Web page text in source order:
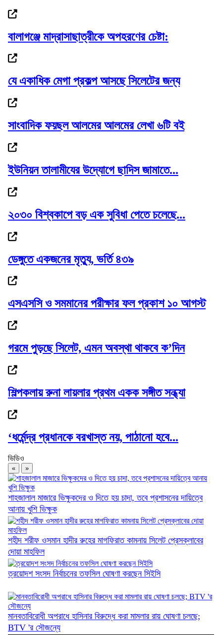
রোমে লেবানন-ইসরাইল সপ্তম দফার চূড়ান্ত বৈঠক,...
আবারও লন্ডন যাচ্ছেন ইলিয়াস: রোজিনা
সিলেট ভার্থখলা ,দক্ষিণ সুরমা সিতারা বেকারীকে...
১ কিলোমিটার কাদা-পানি পেরিয়ে পলাতক...
১৮নং ওয়ার্ড বিএনপির উদ্যোগে মতবিনিময় ও...
দাবি আদায় না হওয়া পর্যন্ত আন্দোলন চলবে:...
ফ্যামিলি কার্ডের আনুষ্ঠানিক উদ্বোধন ১৬ আগস্ট
২৫ কোটি টাকার ৫ সেতুর কাজ অনিশ্চিত
দিরাইয়ে ৪০০ পিস ইয়াবাসহ কুখ্যাত মাদক কারবারি...
বালাগঞ্জে মাদ্রাসাছাত্রীকে অপহরণের চেষ্টা:
যে একাধিক মেগা প্রকল্প আসছে সিলেটের জন্য
সাংবাদিক ফয়ছল আলমের আলমের লেখা ৬টি বই
ইউনিয়ন তালামীযের উদ্যোগে ছাদিস জামাতে...
২০৩০ বিশ্বকাপে বড় এক সুবিধা পেতে চলেছে...
ডেঙ্গুতে একজনের মৃত্যু, ভর্তি ৪৩৯
এসএসসি ও সমমানের পরীক্ষার ফল প্রকাশ ১০ আগস্ট
গরমে পুড়ছে সিলেট, এমন অবস্থা থাকবে ক’দিন
শিল্পকলায় রুনা লায়লার প্রথম একক সঙ্গীত সন্ধ্যা
‘ধর্মেন্দ্র প্রধানকে বরখাস্ত নয়, পাঠানো হবে...
ভিডিও
« »
শাহজালাল মাজারে ভিক্ষুকদের ও দিতে হয় চাদা, তবে প্রশাসনের দায়িত্বে
আনায় খুশি ভিক্ষুক
শহীদ শরীফ ওসমান হাদীর রুহের মাগফিরাত কামনায় সিলেট প্রেসক্লাবের
দোয়া মাহফিল
ত্রয়োদশ সংসদ নির্বাচনের তফসিল ঘোষণা করছেন সিইসি
মানবতাবিরোধী অপরাধে হাসিনার বিরুদ্ধে করা মামলার রায় ঘোষণা চলছে;
BTV 'র সৌজন্যে